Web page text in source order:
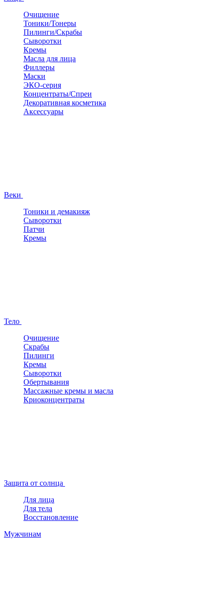
Очищение
Тоники/Тонеры
Пилинги/Скрабы
Сыворотки
Кремы
Масла для лица
Филлеры
Маски
ЭКО-серия
Концентраты/Спреи
Декоративная косметика
Аксессуары
Веки
Тоники и демакияж
Сыворотки
Патчи
Кремы
Тело
Очищение
Скрабы
Пилинги
Кремы
Сыворотки
Обертывания
Массажные кремы и масла
Криоконцентраты
Защита от солнца
Для лица
Для тела
Восстановление
Мужчинам